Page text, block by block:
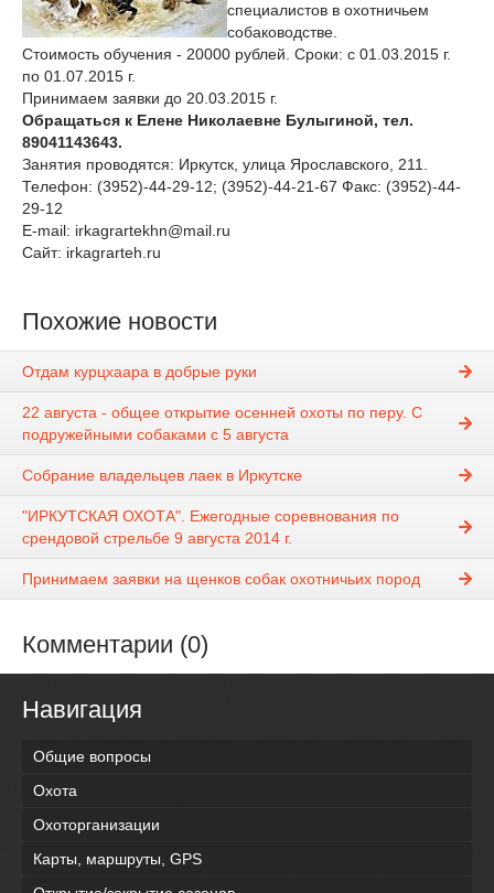
специалистов в охотничьем
собаководстве.
Стоимость обучения - 20000 рублей. Сроки: с 01.03.2015 г.
по 01.07.2015 г.
Принимаем заявки до 20.03.2015 г.
Обращаться к Елене Николаевне Булыгиной, тел.
89041143643.
Занятия проводятся: Иркутск, улица Ярославского, 211.
Телефон: (3952)-44-29-12; (3952)-44-21-67 Факс: (3952)-44-
29-12
E-mail: irkagrartekhn@mail.ru
Сайт: irkagrarteh.ru
Похожие новости
Отдам курцхаара в добрые руки
22 августа - общее открытие осенней охоты по перу. С
подружейными собаками с 5 августа
Собрание владельцев лаек в Иркутске
"ИРКУТСКАЯ ОХОТА". Ежегодные соревнования по
срендовой стрельбе 9 августа 2014 г.
Принимаем заявки на щенков собак охотничьих пород
Комментарии (0)
Навигация
Общие вопросы
Охота
Охоторганизации
Карты, маршруты, GPS